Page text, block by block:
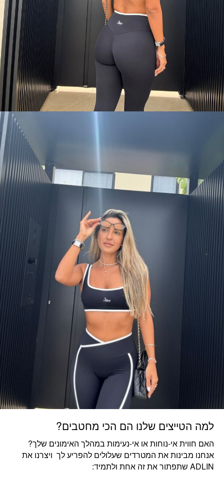
למה הטייצים שלנו הם הכי מחטבים?
האם חווית אי-נוחות או אי-נעימות במהלך האימונים שלך?
אנחנו מבינות את המטרדים שעלולים להפריע לך ויצרנו את
ADLIN שתפתור את זה אחת ולתמיד: